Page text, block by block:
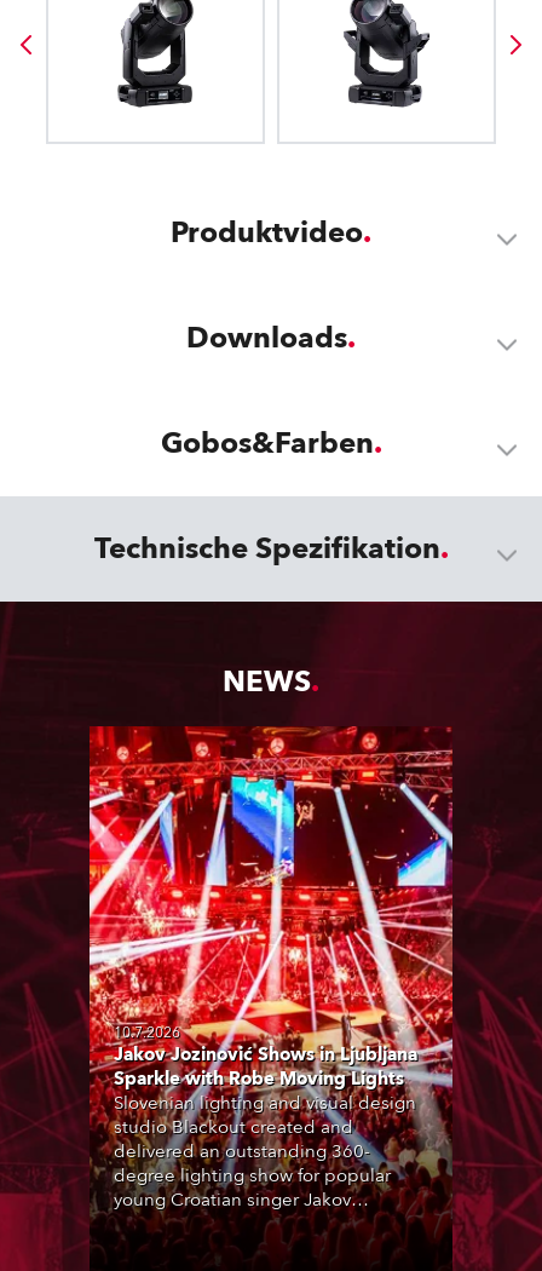
Produktvideo
Downloads
Gobos&Farben
Technische Spezifikation
NEWS
10.7.2026
Jakov Jozinović Shows in Ljubljana
Sparkle with Robe Moving Lights
Slovenian lighting and visual design
studio Blackout created and
delivered an outstanding 360-
degree lighting show for popular
young Croatian singer Jakov
Jozinović, who played two sold-out
nights at the Stožice Arena in